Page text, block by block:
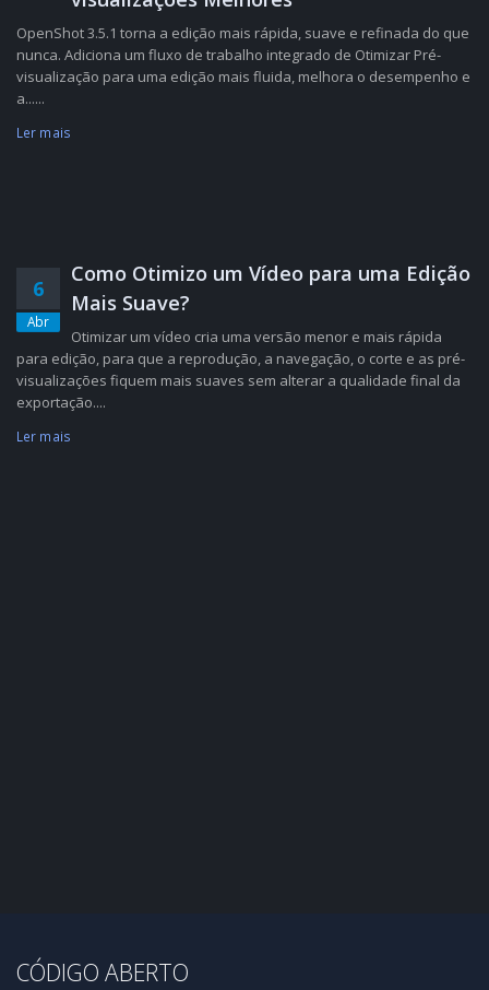
OpenShot 3.5.1 torna a edição mais rápida, suave e refinada do que
nunca. Adiciona um fluxo de trabalho integrado de Otimizar Pré-
visualização para uma edição mais fluida, melhora o desempenho e
a......
Ler mais
6
Abr
Como Otimizo um Vídeo para uma Edição
Mais Suave?
Otimizar um vídeo cria uma versão menor e mais rápida
para edição, para que a reprodução, a navegação, o corte e as pré-
visualizações fiquem mais suaves sem alterar a qualidade final da
exportação....
Ler mais
CÓDIGO ABERTO